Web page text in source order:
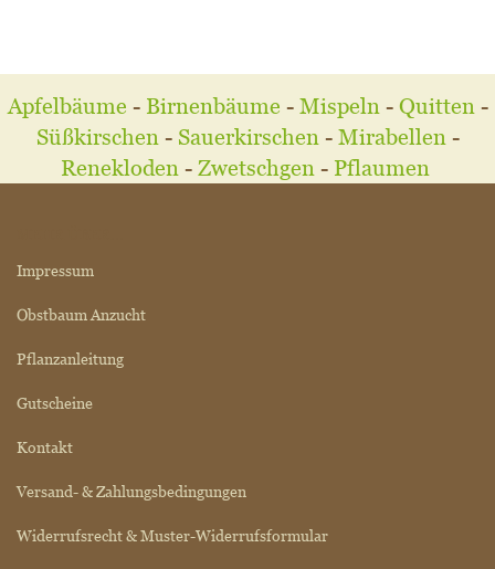
Apfelbäume - Birnenbäume - Mispeln- Quitten-
Süßkirschen - Sauerkirschen- Mirabellen -
Renekloden- Zwetschgen - Pflaumen
Impressum
Obstbaum Anzucht
Pflanzanleitung
Gutscheine
Kontakt
Versand- & Zahlungsbedingungen
Widerrufsrecht & Muster-Widerrufsformular